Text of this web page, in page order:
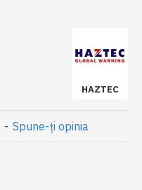
HAZTEC
- Spune-ţi opinia